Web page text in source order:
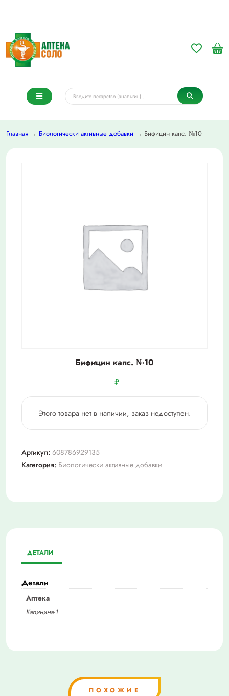
Главная → Биологически активные добавки → Бифицин капс. №10
Бифицин капс. №10
₽
Этого товара нет в наличии, заказ недоступен.
Артикул: 608786929135
Категория: Биологически активные добавки
ДЕТАЛИ
Детали
Аптека
Калинина-1
ПОХОЖИЕ